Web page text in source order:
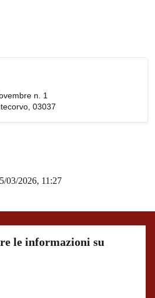
n. 1
03037
03/2026, 11:27
le informazioni su